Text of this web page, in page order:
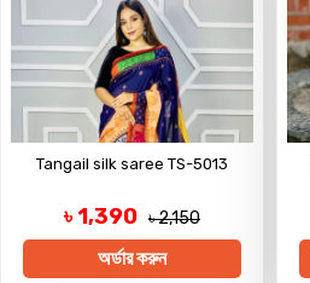
Tangail silk saree TS-5013
৳ 1,390 ৳ 2,150
অর্ডার করুন